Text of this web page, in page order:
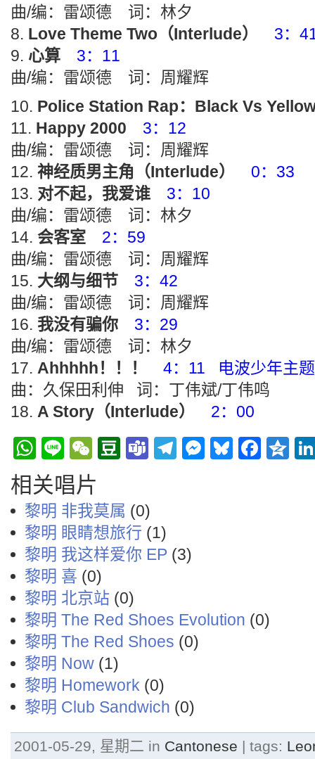
曲/编：雷颂德 词：林夕
Love Theme Two（Interlude）
3：
心算
3：11
曲/编：雷颂德 词：周耀辉
Police Station Rap：Black Vs
Happy 2000
3：12
曲/编：雷颂德 词：周耀辉
神经质男主角（Interlude）
0：33
对不起，我爱谁
3：10
曲/编：雷颂德 词：林夕
会客室
2：59
曲/编：雷颂德 词：周耀辉
大纲与细节
3：42
曲/编：雷颂德 词：周耀辉
我没有骗你
3：29
曲/编：雷颂德 词：林夕
Ahhhhh！！！
4：11 电波少年主
曲：久保田利伸 词：丁伟斌/丁伟鸣
A Story（Interlude）
2：00
WhatsApp
LineWeChat
Douban
TeamsTelegramBluesky
相关唱片
黎明 非我莫属 (0)
黎明 眼睛想旅行 (1)
黎明 我这样爱你 EP (3)
黎明 喜 (0)
黎明 北京站 (0)
黎明 The Red Shoes Evolution (0)
黎明 The Red Shoes (0)
黎明 Now (1)
黎明 Homework (0)
黎明 Club Sandwich (0)
2001-05-29, 星期二 in Cantonese | tags: